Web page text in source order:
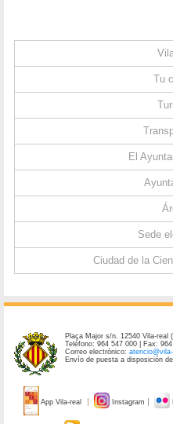
Tu
El
Sede
Ciudad de la
Plaça Major s/n. 12540 Vila-real
Teléfono: 964 547 000 | Fax:
Correo electrónico:
Envío de puesta a disposición
App Vila-real Instagram